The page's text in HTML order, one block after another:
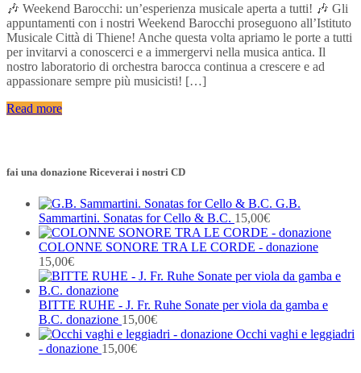
🎶 Weekend Barocchi: un’esperienza musicale aperta a tutti! 🎶 Gli
appuntamenti con i nostri Weekend Barocchi proseguono all’Istituto
Musicale Città di Thiene! Anche questa volta apriamo le porte a tutti
per invitarvi a conoscerci e a immergervi nella musica antica. Il
nostro laboratorio di orchestra barocca continua a crescere e ad
appassionare sempre più musicisti! […]
Read more
fai una donazione Riceverai i nostri CD
G.B.
Sammartini. Sonatas for Cello & B.C. 15,00€
COLONNE SONORE TRA LE CORDE - donazione
15,00€
BITTE RUHE - J. Fr. Ruhe Sonate per viola da gamba e
B.C. donazione 15,00€
Occhi vaghi e leggiadri
- donazione 15,00€